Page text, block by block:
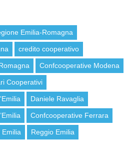
Emilia-Romagna
credito cooperativo
Confcooperative Modena
Cooperativi
Daniele Ravaglia
Confcooperative Ferrara
Emilia Reggio Emilia